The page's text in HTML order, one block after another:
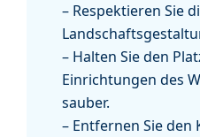
– Respektieren Sie
– Halten Sie den
Einrichtungen des
sauber.
– Entfernen Sie den